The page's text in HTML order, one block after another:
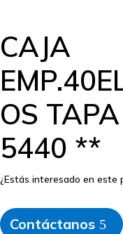
CAJA
OS
5440 **
¿Estás interesado en este
Contáctanos